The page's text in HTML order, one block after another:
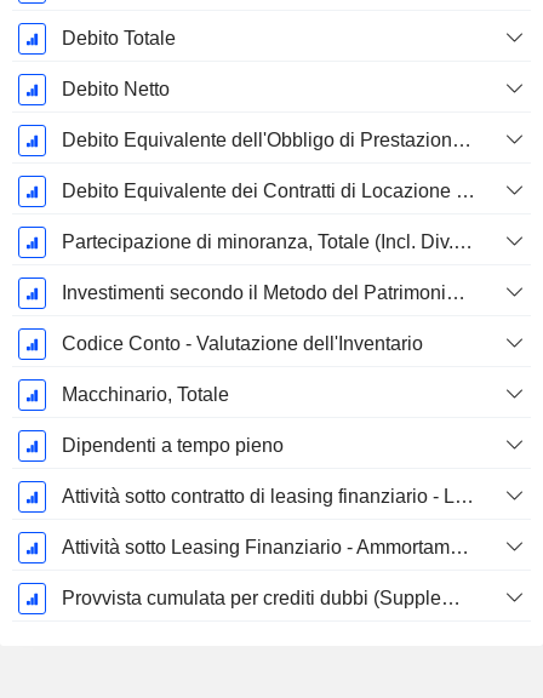
Debito Totale
Debito Netto
Debito Equivalente dell'Obbligo di Prestazione Progettata Non Finanziata
Debito Equivalente dei Contratti di Locazione Operativi
Partecipazione di minoranza, Totale (Incl. Div. Fin)
Investimenti secondo il Metodo del Patrimonio Netto, Totale
Codice Conto - Valutazione dell'Inventario
Macchinario, Totale
Dipendenti a tempo pieno
Attività sotto contratto di leasing finanziario - Lordo
Attività sotto Leasing Finanziario - Ammortamento Accumulato
Provvista cumulata per crediti dubbi (Supplemento)